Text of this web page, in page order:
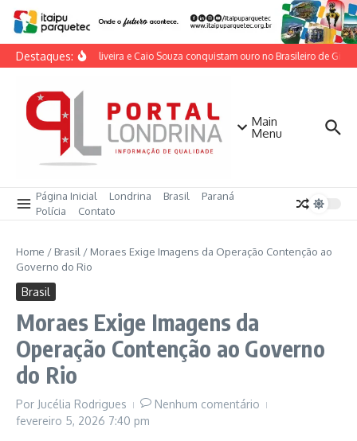
Ir para o conteúdo
Destaques:Lorrane Oliveira e Caio Souza conquistam ouro no Brasileiro de
Main
Menu
Página Inicial Londrina Brasil
Paraná
Polícia
Contato
Home / Brasil / Moraes Exige Imagens da Operação Contenção ao
Governo do Rio
Brasil
Moraes Exige Imagens da
Operação Contenção ao Governo
do Rio
Por Jucélia Rodrigues
Nenhum comentário
fevereiro 5, 2026 7:40 pm